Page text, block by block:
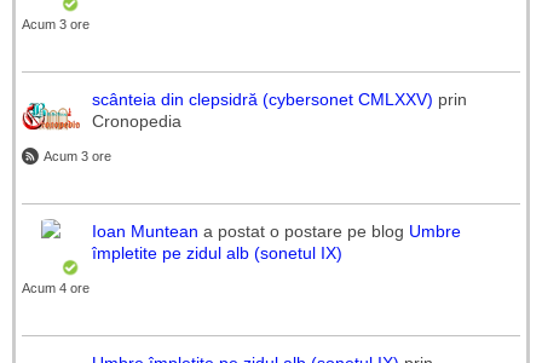
Acum 3 ore
scânteia din clepsidră (cybersonet CMLXXV) prin
Cronopedia
Acum 3 ore
Ioan Muntean a postat o postare pe blog Umbre
împletite pe zidul alb (sonetul IX)
Acum 4 ore